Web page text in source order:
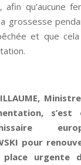
afin qu’aucune
grossesse
et que
s’est
pour
urgente